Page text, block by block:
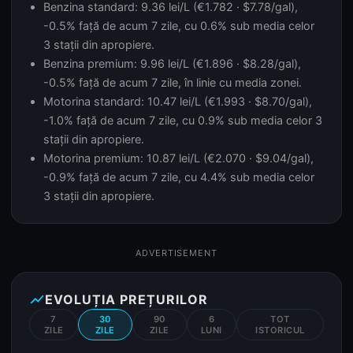
Benzina standard: 9.36 lei/L (€1.782 · $7.78/gal),
-0.5% față de acum 7 zile, cu 0.6% sub media celor
3 stații din apropiere.
Benzina premium: 9.96 lei/L (€1.896 · $8.28/gal),
-0.5% față de acum 7 zile, în linie cu media zonei.
Motorina standard: 10.47 lei/L (€1.993 · $8.70/gal),
-1.0% față de acum 7 zile, cu 0.9% sub media celor 3
stații din apropiere.
Motorina premium: 10.87 lei/L (€2.070 · $9.04/gal),
-0.9% față de acum 7 zile, cu 4.4% sub media celor
3 stații din apropiere.
ADVERTISEMENT
show_chartEVOLUȚIA PREȚURILOR
7
ZILE
30
ZILE
90
ZILE
6
LUNI
TOT
ISTORICUL